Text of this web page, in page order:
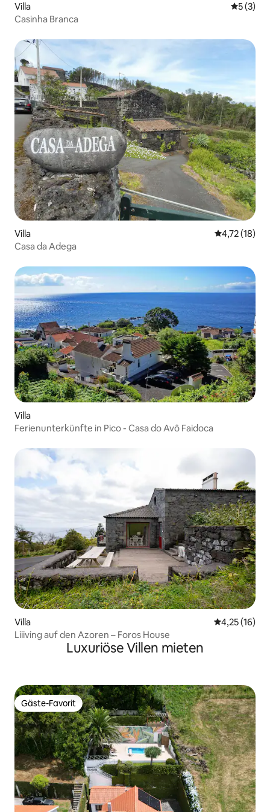
Villa
5 (3)
Casinha Branca
Villa
4,72 (18)
Casa da Adega
Villa
Ferienunterkünfte in Pico - Casa do Avô Faidoca
Villa
4,25 (16)
Liiiving auf den Azoren – Foros House
Luxuriöse Villen mieten
Gäste-Favorit
Gäste-Favorit